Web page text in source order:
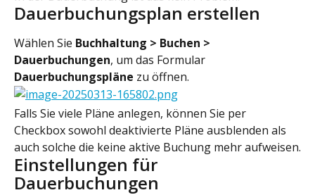
Dauerbuchungsplan erstellen
Wählen Sie Buchhaltung > Buchen >
Dauerbuchungen, um das Formular
Dauerbuchungspläne zu öffnen.
Falls Sie viele Pläne anlegen, können Sie per
Checkbox sowohl deaktivierte Pläne ausblenden als
auch solche die keine aktive Buchung mehr aufweisen.
Einstellungen für
Dauerbuchungen